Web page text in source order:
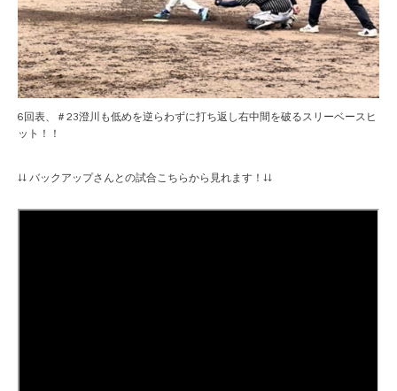
6回表、＃23澄川も低めを逆らわずに打ち返し右中間を破るスリーベースヒ
ット！！
↓↓ バックアップさんとの試合こちらから見れます！↓↓